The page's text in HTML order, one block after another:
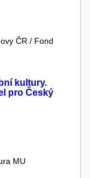
ČR / Fond
kultury.
pro Český
MU